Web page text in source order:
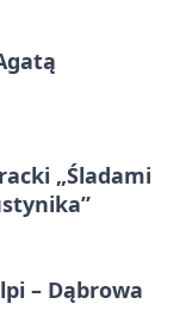
„Śladami
– Dąbrowa